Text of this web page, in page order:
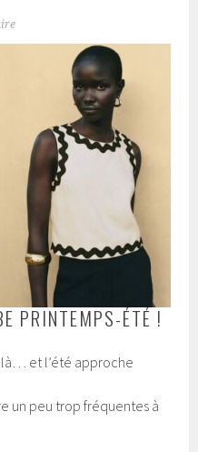
PRINTEMPS-ÉTÉ !
là… et l’été approche
un peu trop fréquentes à